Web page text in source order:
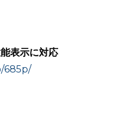
プラン紹介･制作の流れ
表示に対応
685p/